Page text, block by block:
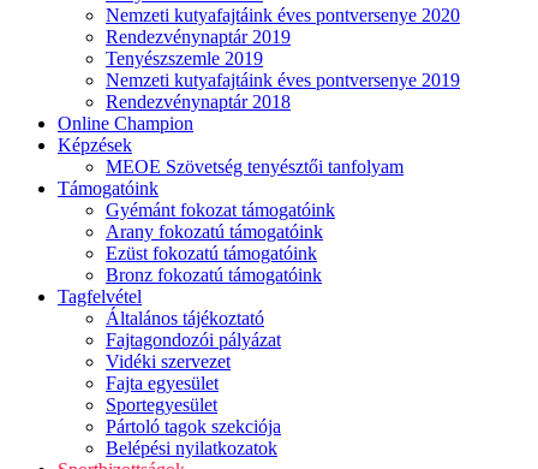
Nemzeti kutyafajtáink éves pontversenye 2020
Rendezvénynaptár 2019
Tenyészszemle 2019
Nemzeti kutyafajtáink éves pontversenye 2019
Rendezvénynaptár 2018
Online Champion
Képzések
MEOE Szövetség tenyésztői tanfolyam
Támogatóink
Gyémánt fokozat támogatóink
Arany fokozatú támogatóink
Ezüst fokozatú támogatóink
Bronz fokozatú támogatóink
Tagfelvétel
Általános tájékoztató
Fajtagondozói pályázat
Vidéki szervezet
Fajta egyesület
Sportegyesület
Pártoló tagok szekciója
Belépési nyilatkozatok